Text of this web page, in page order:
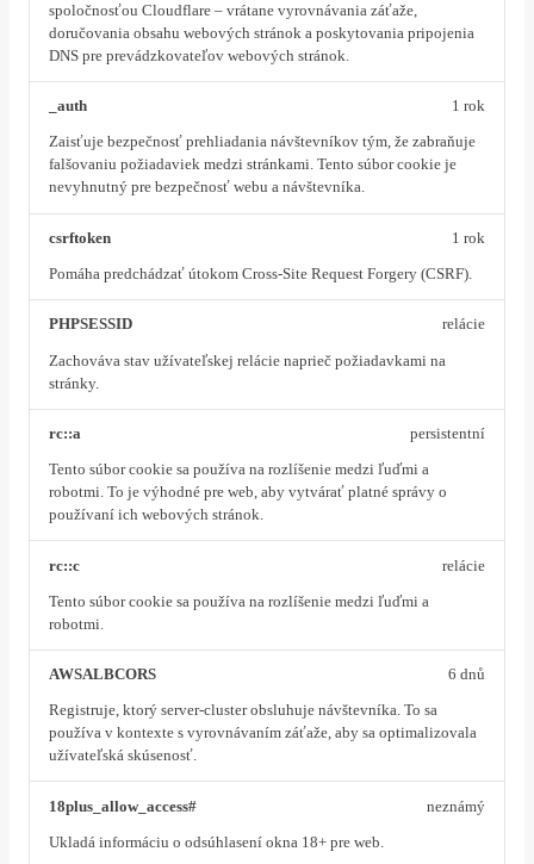
spoločnosťou Cloudflare – vrátane vyrovnávania záťaže,
doručovania obsahu webových stránok a poskytovania pripojenia
DNS pre prevádzkovateľov webových stránok.
_auth
Zaisťuje bezpečnosť prehliadania návštevníkov tým, že zabraňuje
falšovaniu požiadaviek medzi stránkami. Tento súbor cookie je
nevyhnutný pre bezpečnosť webu a návštevníka.
1 rok
csrftoken
Pomáha predchádzať útokom Cross-Site Request Forgery (CSRF).
1 rok
PHPSESSID
Zachováva stav užívateľskej relácie naprieč požiadavkami na
stránky.
relácie
rc::a
Tento súbor cookie sa používa na rozlíšenie medzi ľuďmi a
robotmi. To je výhodné pre web, aby vytvárať platné správy o
používaní ich webových stránok.
persistentní
rc::c
Tento súbor cookie sa používa na rozlíšenie medzi ľuďmi a
robotmi.
relácie
AWSALBCORS
Registruje, ktorý server-cluster obsluhuje návštevníka. To sa
používa v kontexte s vyrovnávaním záťaže, aby sa optimalizovala
užívateľská skúsenosť.
6 dnů
18plus_allow_access#
Ukladá informáciu o odsúhlasení okna 18+ pre web.
neznámý